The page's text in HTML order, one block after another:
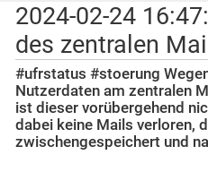
2024-02-24
des zentralen
#ufrstatus #stoerung
Nutzerdaten am zentralen
ist dieser vorübergehend
dabei keine Mails verloren,
zwischengespeichert und